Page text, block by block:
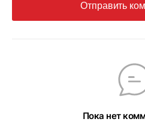
Отправить
Пока нет